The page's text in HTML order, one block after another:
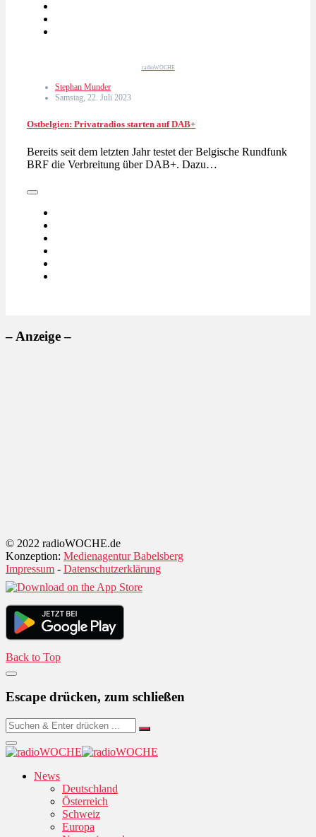
radioWOCHE
Stephan Munder
Samstag, 22. Juli 2023
Ostbelgien: Privatradios starten auf DAB+
Bereits seit dem letzten Jahr testet der Belgische Rundfunk
BRF die Verbreitung über DAB+. Dazu…
– Anzeige –
© 2022 radioWOCHE.de
Konzeption: Medienagentur Babelsberg
Impressum - Datenschutzerklärung
Back to Top
Escape drücken, zum schließen
News
Deutschland
Österreich
Schweiz
Europa